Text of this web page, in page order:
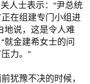
人士表示：“尹总统
在组建专门小组进
地说，这是令人难
就金建希女士的问
力。”
犹豫不决的时候，